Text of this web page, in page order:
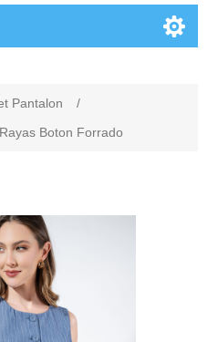
Pantalon
/
Boton Forrado